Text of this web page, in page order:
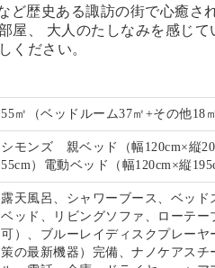
ど歴史ある諏訪の街で心癒さ
屋、
大人のたしなみを感じ
ください。
55㎡（ベッドルーム37㎡+その他18㎡
シモンズ 親ベッド（幅120cm×縦
55cm）電動ベッド（幅120cm×縦
露天風呂、シャワーブース、ベッ
ベッド、リビングソファ、ローテ
可）、ブルーレイディスクプレーヤ
策の最新機器）完備、ナノケアス